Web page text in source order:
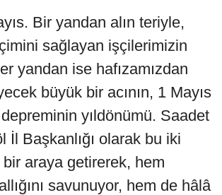
Bir yandan alın teriyle,
sağlayan işçilerimizin
yandan ise hafızamızdan
büyük bir acının, 1 Mayıs
yıldönümü. Saadet
İl Başkanlığı olarak bu iki
araya getirerek, hem
savunuyor, hem de hâlâ